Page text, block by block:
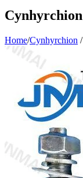
Cynhyrchion
Home/Cynhyrchion /